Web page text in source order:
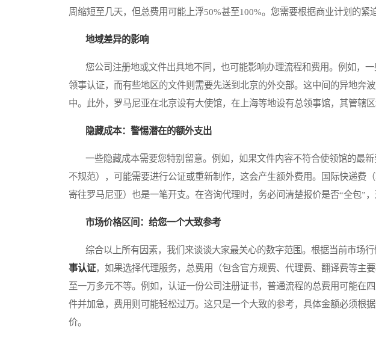
周缩短至几天，但总费用可能上浮50%甚至100%。您需要根据商业计划的紧
地域差异的影响
您公司注册地或文件出具地不同，也可能影响办理流程和费用。例如，一
领事认证，而有些地区的文件则需要先送到北京的外交部。这中间的异地奔
中。此外，罗马尼亚在北京设有大使馆，在上海等地设有总领事馆，其管辖
隐藏成本：警惕潜在的额外支出
一些隐藏成本需要您特别留意。例如，如果文件内容不符合使领馆的最新
不规范），可能需要进行公证或重新制作，这会产生额外费用。国际快递费
寄往罗马尼亚）也是一笔开支。在咨询代理时，务必问清楚报价是否“全包”
市场价格区间：给您一个大致参考
综合以上所有因素，我们来谈谈大家最关心的数字范围。根据当前市场行
事认证，如果选择代理服务，总费用（包含官方规费、代理费、翻译费等主
至一万多元不等。例如，认证一份公司注册证书，普通流程的总费用可能在
件并加急，费用则可能轻松过万。这只是一个大致的参考，具体金额必须根
价。